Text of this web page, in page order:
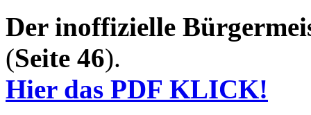
Der inoffizielle
(Seite 46).
Hier das PDF KLICK!